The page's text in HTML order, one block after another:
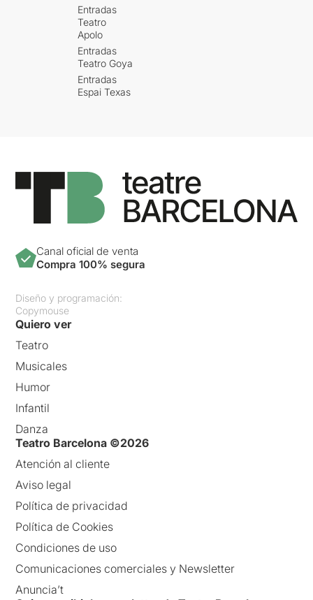
Entradas
Teatro
Apolo
Entradas
Teatro Goya
Entradas
Espai Texas
Canal oficial de venta
Compra 100% segura
Diseño y programación:
Copymouse
Quiero ver
Teatro
Musicales
Humor
Infantil
Danza
Teatro Barcelona ©2026
Atención al cliente
Aviso legal
Política de privacidad
Política de Cookies
Condiciones de uso
Comunicaciones comerciales y Newsletter
Anuncia’t